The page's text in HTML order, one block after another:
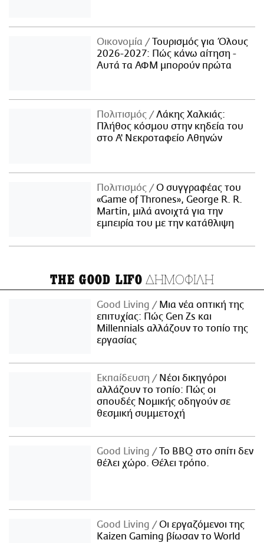
Οικονομία
Τουρισμός για Όλους
2026-2027: Πώς κάνω αίτηση -
Αυτά τα ΑΦΜ μπορούν πρώτα
Πολιτισμός
Λάκης Χαλκιάς:
Πλήθος κόσμου στην κηδεία του
στο Α' Νεκροταφείο Αθηνών
Πολιτισμός
Ο συγγραφέας του
«Game of Thrones», George R. R.
Martin, μιλά ανοιχτά για την
εμπειρία του με την κατάθλιψη
THE GOOD LIFO ΔΗΜΟΦΙΛΗ
Good Living
Μια νέα οπτική της
επιτυχίας: Πώς Gen Zs και
Millennials αλλάζουν το τοπίο της
εργασίας
Εκπαίδευση
Νέοι δικηγόροι
αλλάζουν το τοπίο: Πώς οι
σπουδές Νομικής οδηγούν σε
θεσμική συμμετοχή
Good Living
Το BBQ στο σπίτι δεν
θέλει χώρο. Θέλει τρόπο.
Good Living
Οι εργαζόμενοι της
Kaizen Gaming βίωσαν το World